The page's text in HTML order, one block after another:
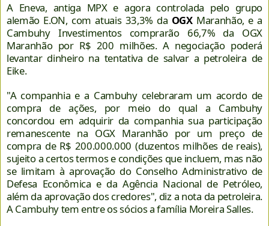
A Eneva, antiga MPX e agora controlada pelo grupo
alemão E.ON, com atuais 33,3% da OGXMaranhão, e a
Cambuhy Investimentos comprarão 66,7% da OGX
Maranhão por R$ 200 milhões. A negociação poderá
levantar dinheiro na tentativa de salvar a petroleira de
Eike.
"A companhia e a Cambuhy celebraram um acordo de
compra de ações, por meio do qual a Cambuhy
concordou em adquirir da companhia sua participação
remanescente na OGX Maranhão por um preço de
compra de R$ 200.000.000 (duzentos milhões de reais),
sujeito a certos termos e condições que incluem, mas não
se limitam à aprovação do Conselho Administrativo de
Defesa Econômica e da Agência Nacional de Petróleo,
além da aprovação dos credores", diz a nota da petroleira.
A Cambuhy tem entre os sócios a família Moreira Salles.